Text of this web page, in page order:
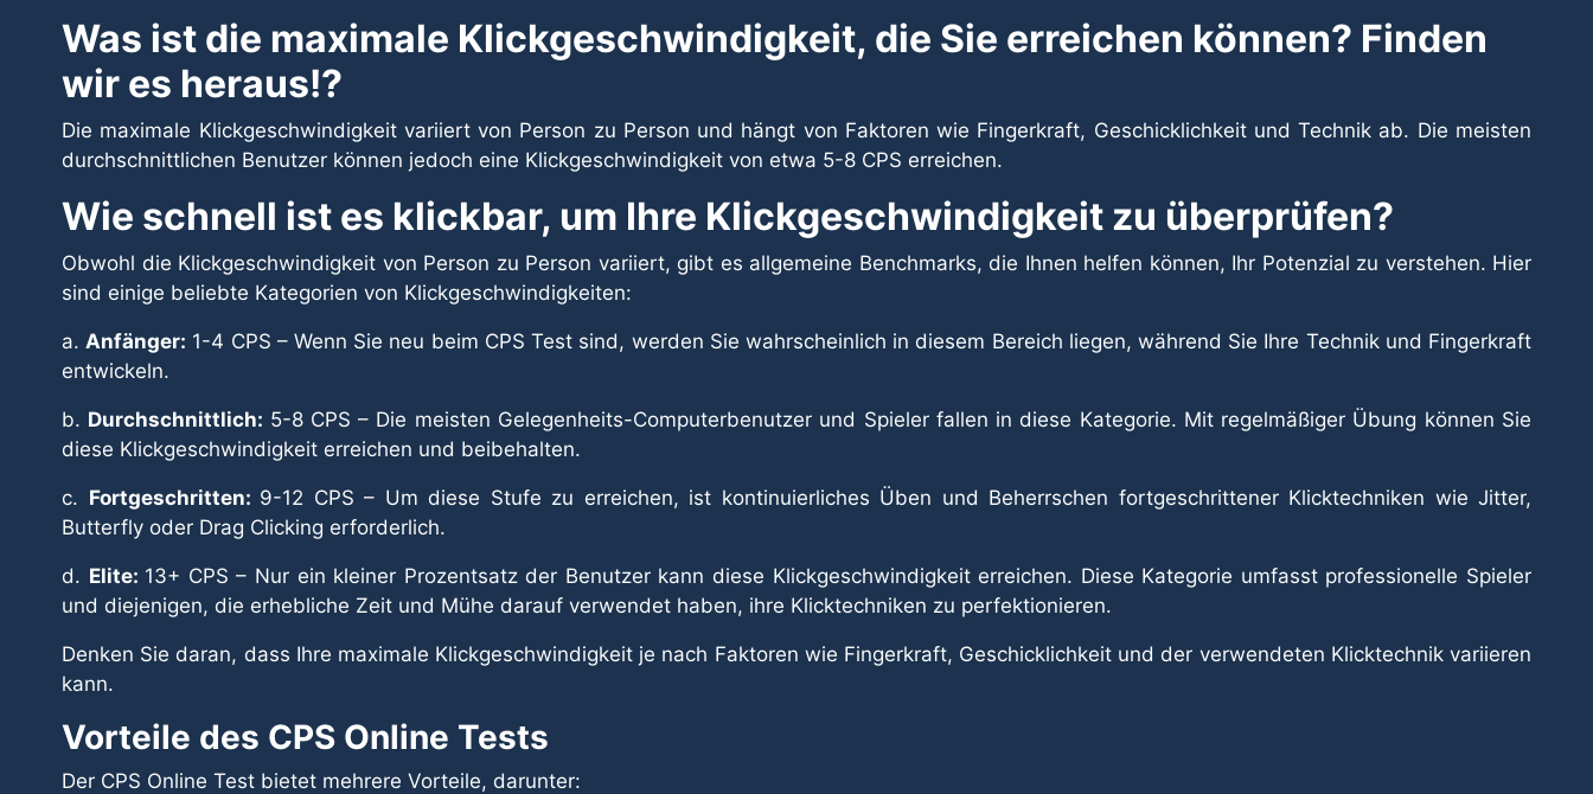
Was ist die maximale Klickgeschwindigkeit, die Sie erreichen können? Finden
wir es heraus!?
Die maximale Klickgeschwindigkeit variiert von Person zu Person und hängt von Faktoren wie Fingerkraft, Geschicklichkeit und Technik ab. Die meisten
durchschnittlichen Benutzer können jedoch eine Klickgeschwindigkeit von etwa 5-8 CPS erreichen.
Wie schnell ist es klickbar, um Ihre Klickgeschwindigkeit zu überprüfen?
Obwohl die Klickgeschwindigkeit von Person zu Person variiert, gibt es allgemeine Benchmarks, die Ihnen helfen können, Ihr Potenzial zu verstehen. Hier
sind einige beliebte Kategorien von Klickgeschwindigkeiten:
a.Anfänger: 1-4 CPS – Wenn Sie neu beim CPS Test sind, werden Sie wahrscheinlich in diesem Bereich liegen, während Sie Ihre Technik und Fingerkraft
entwickeln.
b. Durchschnittlich: 5-8 CPS – Die meisten Gelegenheits-Computerbenutzer und Spieler fallen in diese Kategorie. Mit regelmäßiger Übung können Sie
diese Klickgeschwindigkeit erreichen und beibehalten.
c. Fortgeschritten: 9-12 CPS – Um diese Stufe zu erreichen, ist kontinuierliches Üben und Beherrschen fortgeschrittener Klicktechniken wie Jitter,
Butterfly oder Drag Clicking erforderlich.
d. Elite: 13+ CPS – Nur ein kleiner Prozentsatz der Benutzer kann diese Klickgeschwindigkeit erreichen. Diese Kategorie umfasst professionelle Spieler
und diejenigen, die erhebliche Zeit und Mühe darauf verwendet haben, ihre Klicktechniken zu perfektionieren.
Denken Sie daran, dass Ihre maximale Klickgeschwindigkeit je nach Faktoren wie Fingerkraft, Geschicklichkeit und der verwendeten Klicktechnik variieren
kann.
Vorteile des CPS Online Tests
Der CPS Online Test bietet mehrere Vorteile, darunter: